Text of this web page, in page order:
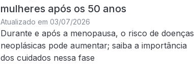
mulheres após os 50 anos
Atualizado em 03/07/2026
Durante e após a menopausa, o risco de doenças
neoplásicas pode aumentar; saiba a importância
dos cuidados nessa fase